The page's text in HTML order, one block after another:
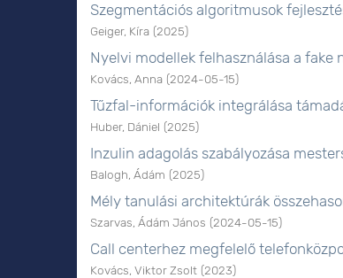
Szegmentációs algoritmusok
Geiger, Kíra (2025)
Nyelvi modellek felhasználása a fake
Kovács, Anna (2024-05-15)
Tűzfal-információk integrálása
Huber, Dániel (2025)
Inzulin adagolás szabályozása
Balogh, Ádám (2025)
Mély tanulási architektúrák
Szarvas, Ádám János (2024-05-15)
Call centerhez megfelelő
Kovács, Viktor Zsolt (2023)